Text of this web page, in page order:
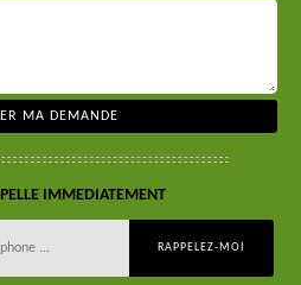
IMMEDIATEMENT